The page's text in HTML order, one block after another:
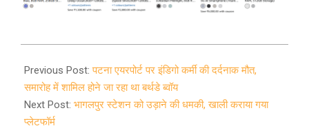
08-
04
Previous Post:पटना एयरपोर्ट पर इंडिगो कर्मी की दर्दनाक मौत,
समारोह में शामिल होने जा रहा था बर्थडे ब्वॉय
Next Post: भागलपुर स्टेशन को उड़ाने की धमकी, खाली कराया गया
प्लेटफॉर्म